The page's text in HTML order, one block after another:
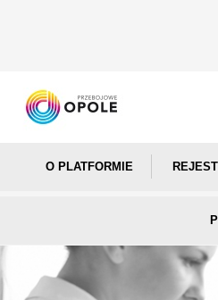
O PLATFORMIE